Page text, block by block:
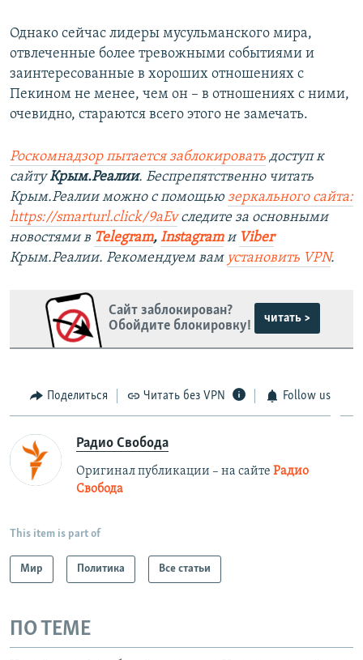
Однако сейчас лидеры мусульманского мира,
отвлеченные более тревожными событиями и
заинтересованные в хороших отношениях с
Пекином не менее, чем он – в отношениях с ними,
очевидно, стараются всего этого не замечать.
Роскомнадзор пытается заблокировать доступ к
сайтуКрым.Реалии. Беспрепятственно читать
Крым.Реалии можно с помощью зеркального сайта:
https://smarturl.click/9aEvследите за основными
новостями в Telegram, Instagramи Viber
Крым.Реалии. Рекомендуем вам установить VPN.
Сайт заблокирован?
Обойдите блокировку!
читать >
Поделиться Читать без VPN Follow us
Радио Свобода
Оригинал публикации – на сайте Радио
Свобода
This item is part of
Мир Политика Все статьи
ПО ТЕМЕ